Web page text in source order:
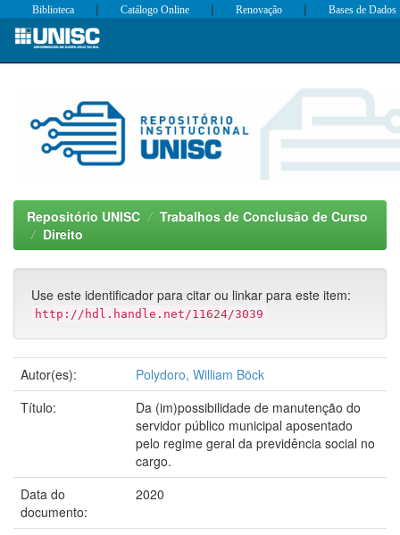
Skip
Biblioteca | Catálogo Online | Renovação | Bases de Dados
Repositório UNISC
Trabalhos de Conclusão de Curso
Direito
Use este identificador para citar ou linkar para este item:
http://hdl.handle.net/11624/3039
Autor(es):
Polydoro, William Böck
Título:
Da (im)possibilidade de manutenção do
servidor público municipal aposentado
pelo regime geral da previdência social no
cargo.
Data do
documento:
2020